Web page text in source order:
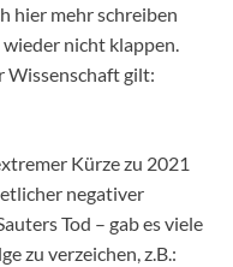
hier mehr schreiben
nicht klappen.
Wissenschaft gilt:
Kürze zu 2021
negativer
Tod – gab es viele
zu verzeichen, z.B.: